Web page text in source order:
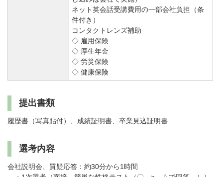
ネット英会話受講費用の一部会社負担（条
件付き）
コンタクトレンズ補助
◇ 雇用保険
◇ 厚生年金
◇ 労災保険
◇ 健康保険
提出書類
履歴書（写真貼付）、成績証明書、卒業見込証明書
選考内容
会社説明会、質疑応答：約30分から1時間